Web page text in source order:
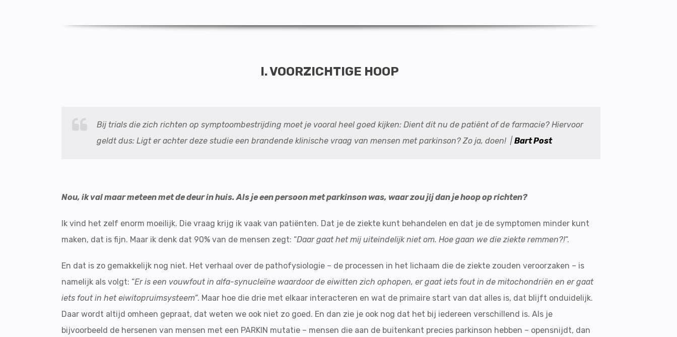
I. VOORZICHTIGE HOOP
Bij trials die zich richten op symptoombestrijding moet je vooral heel goed kijken: Dient dit nu de patiënt of de farmacie? Hiervoor
geldt dus: Ligt er achter deze studie een brandende klinische vraag van mensen met parkinson? Zo ja, doen! | Bart Post
Nou, ik val maar meteen met de deur in huis. Als je een persoon met parkinson was, waar zou jij dan je hoop op richten?
Ik vind het zelf enorm moeilijk. Die vraag krijg ik vaak van patiënten. Dat je de ziekte kunt behandelen en dat je de symptomen minder kunt
maken, dat is fijn. Maar ik denk dat 90% van de mensen zegt: “Daar gaat het mij uiteindelijk niet om. Hoe gaan we die ziekte remmen?!“.
En dat is zo gemakkelijk nog niet. Het verhaal over de pathofysiologie – de processen in het lichaam die de ziekte zouden veroorzaken – is
namelijk als volgt: “Er is een vouwfout in alfa-synucleïne waardoor de eiwitten zich ophopen, er gaat iets fout in de mitochondriën en er gaat
iets fout in het eiwitopruimsysteem”. Maar hoe die drie met elkaar interacteren en wat de primaire start van dat alles is, dat blijft onduidelijk.
Daar wordt altijd omheen gepraat, dat weten we ook niet zo goed. En dan zie je ook nog dat het bij iedereen verschillend is. Als je
bijvoorbeeld de hersenen van mensen met een PARKIN mutatie – mensen die aan de buitenkant precies parkinson hebben – opensnijdt, dan